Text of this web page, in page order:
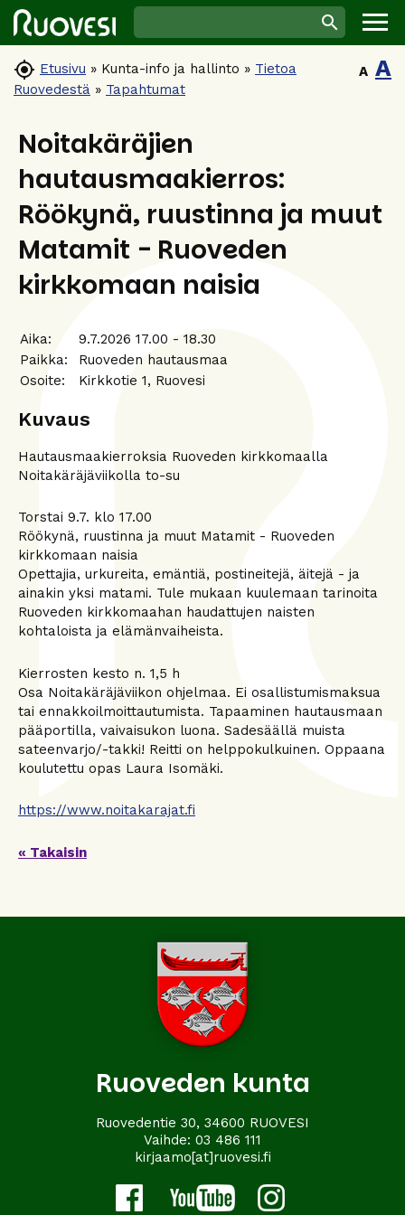
 Etusivu » Kunta-info ja hallinto » Tietoa
Ruovedestä » Tapahtumat
A A
Noitakäräjien
hautausmaakierros:
Röökynä, ruustinna ja muut
Matamit - Ruoveden
kirkkomaan naisia
Aika:
9.7.2026 17.00 - 18.30
Paikka:
Ruoveden hautausmaa
Osoite:
Kirkkotie 1, Ruovesi
Kuvaus
Hautausmaakierroksia Ruoveden kirkkomaalla
Noitakäräjäviikolla to-su
Torstai 9.7. klo 17.00
Röökynä, ruustinna ja muut Matamit - Ruoveden
kirkkomaan naisia
Opettajia, urkureita, emäntiä, postineitejä, äitejä - ja
ainakin yksi matami. Tule mukaan kuulemaan tarinoita
Ruoveden kirkkomaahan haudattujen naisten
kohtaloista ja elämänvaiheista.
Kierrosten kesto n. 1,5 h
Osa Noitakäräjäviikon ohjelmaa. Ei osallistumismaksua
tai ennakkoilmoittautumista. Tapaaminen hautausmaan
pääportilla, vaivaisukon luona. Sadesäällä muista
sateenvarjo/-takki! Reitti on helppokulkuinen. Oppaana
koulutettu opas Laura Isomäki.
https://www.noitakarajat.fi
« Takaisin
Ruoveden kunta
Ruovedentie 30, 34600 RUOVESI
Vaihde: 03 486 111
kirjaamo[at]ruovesi.fi